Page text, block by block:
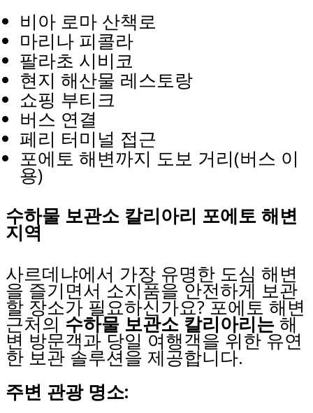
비아 로마 산책로
마리나 피콜라
팔라초 시비코
현지 해산물 레스토랑
쇼핑 부티크
버스 연결
페리 터미널 접근
포에토 해변까지 도보 거리(버스 이
용)
수하물 보관소 칼리아리 포에토 해변
지역
사르데냐에서 가장 유명한 도심 해변
을 즐기면서 소지품을 안전하게 보관
할 장소가 필요하신가요? 포에토 해변
근처의 수하물 보관소 칼리아리는 해
변 방문객과 당일 여행객을 위한 유연
한 보관 솔루션을 제공합니다.
주변 관광 명소: